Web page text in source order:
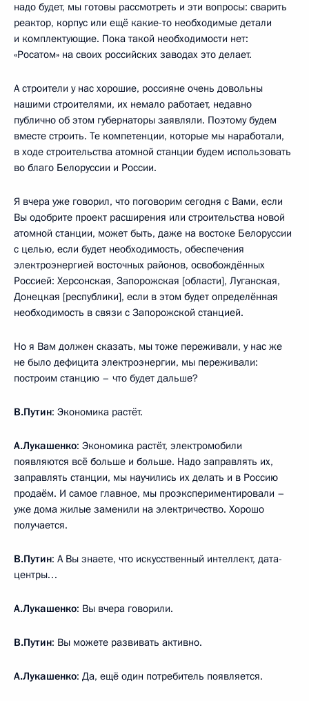
надо будет, мы готовы рассмотреть и эти вопросы: сварить
реактор, корпус или ещё какие-то необходимые детали
и комплектующие. Пока такой необходимости нет:
«Росатом» на своих российских заводах это делает.
А строители у нас хорошие, россияне очень довольны
нашими строителями, их немало работает, недавно
публично об этом губернаторы заявляли. Поэтому будем
вместе строить. Те компетенции, которые мы наработали,
в ходе строительства атомной станции будем использовать
во благо Белоруссии и России.
Я вчера уже говорил, что поговорим сегодня с Вами, если
Вы одобрите проект расширения или строительства новой
атомной станции, может быть, даже на востоке Белоруссии
с целью, если будет необходимость, обеспечения
электроэнергией восточных районов, освобождённых
Россией: Херсонская, Запорожская [области], Луганская,
Донецкая [республики], если в этом будет определённая
необходимость в связи с Запорожской станцией.
Но я Вам должен сказать, мы тоже переживали, у нас же
не было дефицита электроэнергии, мы переживали:
построим станцию – что будет дальше?
В.Путин: Экономика растёт.
А.Лукашенко: Экономика растёт, электромобили
появляются всё больше и больше. Надо заправлять их,
заправлять станции, мы научились их делать и в Россию
продаём. И самое главное, мы проэкспериментировали –
уже дома жилые заменили на электричество. Хорошо
получается.
В.Путин: А Вы знаете, что искусственный интеллект, дата-
центры…
А.Лукашенко: Вы вчера говорили.
В.Путин: Вы можете развивать активно.
А.Лукашенко: Да, ещё один потребитель появляется.